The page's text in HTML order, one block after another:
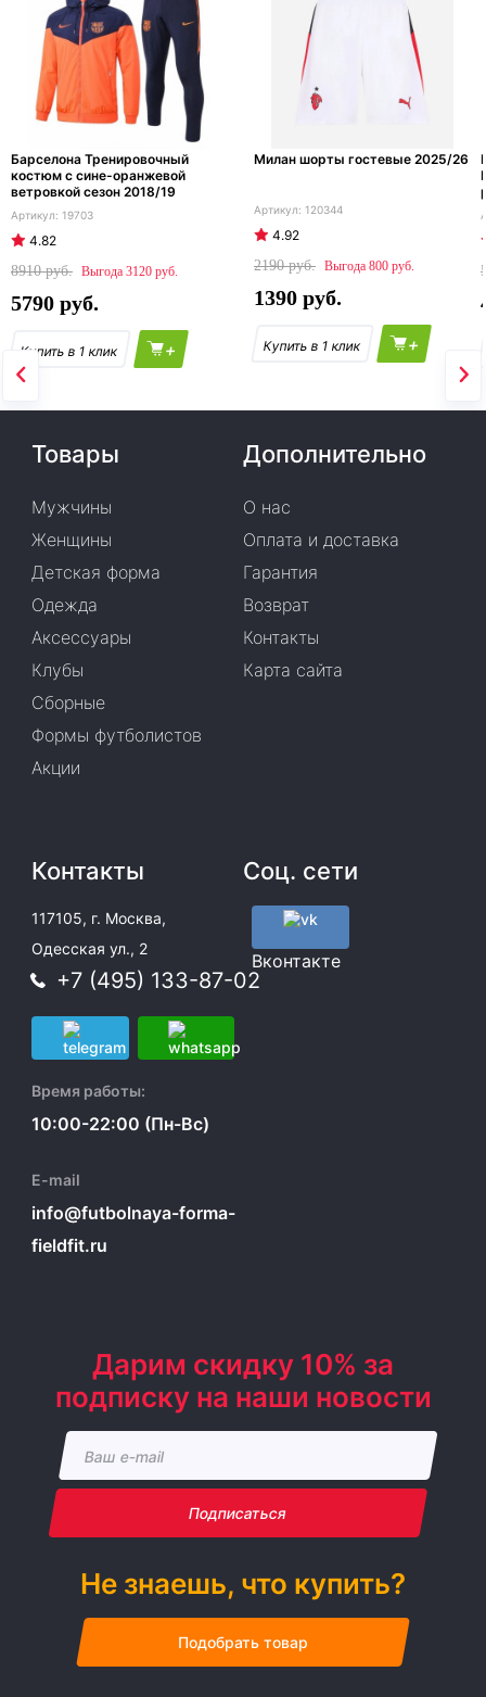
Барселона Тренировочный
костюм с сине-оранжевой
ветровкой сезон 2018/19
19703
4.82
8910
3120
5790
+
Милан шорты гостевые 2025/26
120344
4.92
2190
800
1390
+
Товары
Мужчины
Женщины
Детская форма
Одежда
Аксессуары
Клубы
Сборные
Формы футболистов
Акции
Дополнительно
О нас
Оплата и доставка
Гарантия
Возврат
Контакты
Карта сайта
Контакты
117105, г. Москва,
Одесская ул., 2
+7 (495) 133-87-02
Время работы:
10:00-22:00 (Пн-Вс)
E-mail
info@futbolnaya-forma-
fieldfit.ru
Соц. сети
Вконтакте
Дарим скидку 10% за
подписку на наши новости
Подписаться
Не знаешь, что купить?
Подобрать товар